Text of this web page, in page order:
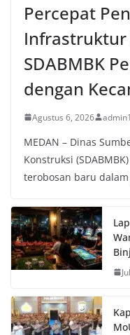
Percepat
Infrastruktur
SDABMBK
dengan
Agustus 6, 2026
MEDAN – Dinas
Konstruksi
terobosan baru